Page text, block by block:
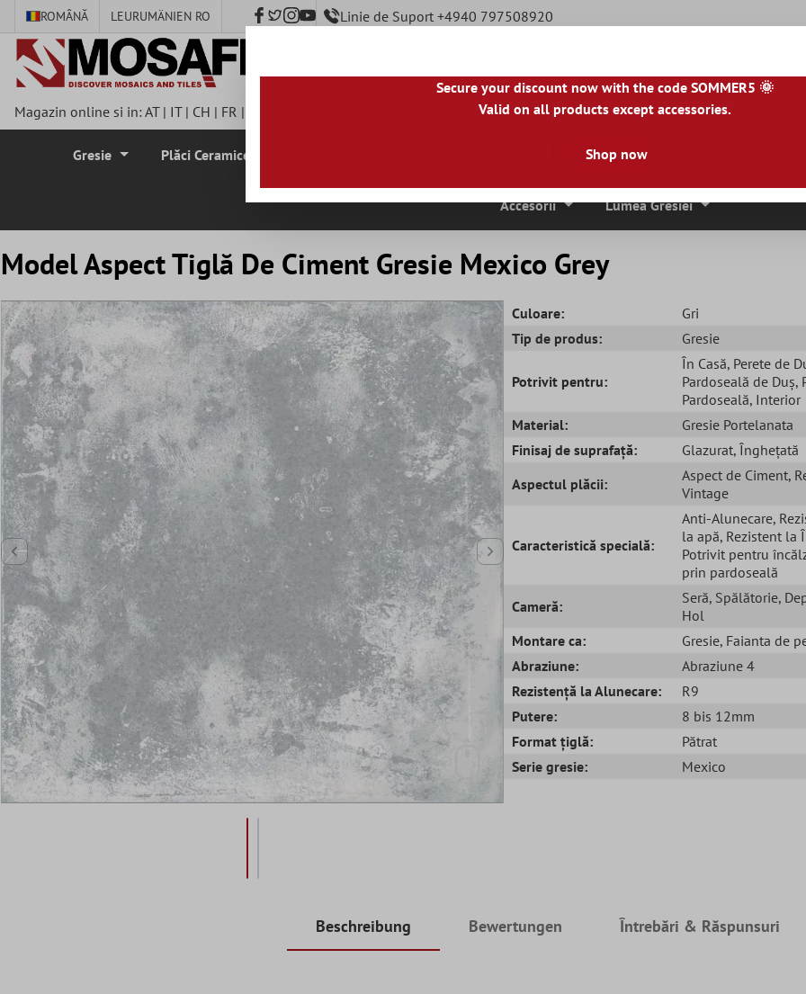
springen
ROMÂNĂ LEURUMÄNIEN RO Linie de Suport +4940 797508920
Magazin online si in:AT| IT| CH | FR | ES|PL|PT |FI |GR|RO |NO|HU|BG|HR|
Gresie Plăci Ceramice Pentru Pereti Placi De Piatra Naturala
Accesorii Lumea Gresiei
Model Aspect Tiglă De Ciment Gresie Mexico Grey
Culoare:
Gri
Tip de produs:
Gresie
Potrivit pentru:
În Casă, Perete de
Pardoseală de Duș,
Pardoseală, Interior
Material:
Gresie Portelanata
Finisaj de suprafață:
Glazurat, Înghețată
Aspectul plăcii:
Aspect de Ciment,
Vintage
Caracteristică specială:
Anti-Alunecare,
la apă, Rezistent la
Potrivit pentru
prin pardoseală
Cameră:
Seră, Spălătorie,
Hol
Montare ca:
Gresie, Faianta de
Abraziune:
Abraziune 4
Rezistență la Alunecare:
R9
Putere:
8 bis 12mm
Format țiglă:
Pătrat
Serie gresie:
Mexico
Beschreibung Bewertungen Întrebări & Răspunsuri
Secure your discount now with the code SOMMER5 🌞
Valid on all products except accessories.
Shop now